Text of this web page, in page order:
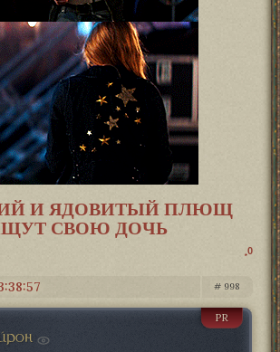
И ЯДОВИТЫЙ ПЛЮЩ
СВОЮ ДОЧЬ
0
998
PR